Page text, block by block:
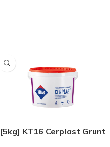
[5kg] KT16 Cerplast Grunt